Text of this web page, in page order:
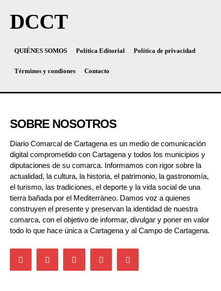
DCCT
QUIÉNES SOMOS Política Editorial Política de privacidad
Términos y condiones Contacto
SOBRE NOSOTROS
Diario Comarcal de Cartagena es un medio de comunicación
digital comprometido con Cartagena y todos los municipios y
diputaciones de su comarca. Informamos con rigor sobre la
actualidad, la cultura, la historia, el patrimonio, la gastronomía,
el turismo, las tradiciones, el deporte y la vida social de una
tierra bañada por el Mediterráneo. Damos voz a quienes
construyen el presente y preservan la identidad de nuestra
comarca, con el objetivo de informar, divulgar y poner en valor
todo lo que hace única a Cartagena y al Campo de Cartagena.